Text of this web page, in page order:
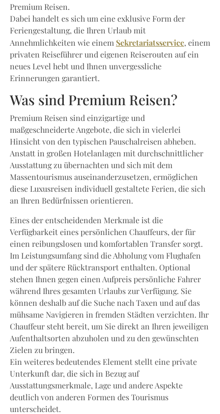
Premium Reisen.
Dabei handelt es sich um eine exklusive Form der
Feriengestaltung, die Ihren Urlaub mit
Annehmlichkeiten wie einem Sekretariatsservice, einem
privaten Reiseführer und eigenen Reiserouten auf ein
neues Level hebt und Ihnen unvergessliche
Erinnerungen garantiert.
Was sind Premium Reisen?
Premium Reisen sind einzigartige und
maßgeschneiderte Angebote, die sich in vielerlei
Hinsicht von den typischen Pauschalreisen abheben.
Anstatt in großen Hotelanlagen mit durchschnittlicher
Ausstattung zu übernachten und sich mit dem
Massentourismus auseinanderzusetzen, ermöglichen
diese Luxusreisen individuell gestaltete Ferien, die sich
an Ihren Bedürfnissen orientieren.
Eines der entscheidenden Merkmale ist die
Verfügbarkeit eines persönlichen Chauffeurs, der für
einen reibungslosen und komfortablen Transfer sorgt.
Im Leistungsumfang sind die Abholung vom Flughafen
und der spätere Rücktransport enthalten. Optional
stehen Ihnen gegen einen Aufpreis persönliche Fahrer
während Ihres gesamten Urlaubs zur Verfügung. Sie
können deshalb auf die Suche nach Taxen und auf das
mühsame Navigieren in fremden Städten verzichten. Ihr
Chauffeur steht bereit, um Sie direkt an Ihren jeweiligen
Aufenthaltsorten abzuholen und zu den gewünschten
Zielen zu bringen.
Ein weiteres bedeutendes Element stellt eine private
Unterkunft dar, die sich in Bezug auf
Ausstattungsmerkmale, Lage und andere Aspekte
deutlich von anderen Formen des Tourismus
unterscheidet.